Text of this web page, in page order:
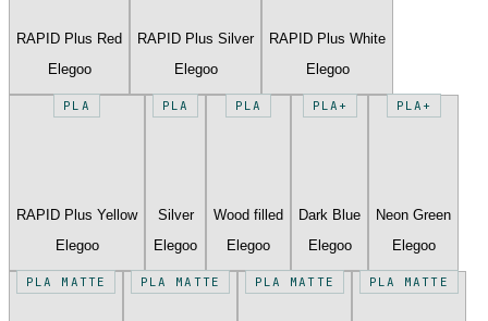
RAPID Plus Red
Elegoo
RAPID Plus Silver
Elegoo
RAPID Plus White
Elegoo
PLA
RAPID Plus Yellow
Elegoo
PLA
Silver
Elegoo
PLA
Wood filled
Elegoo
PLA+
Dark Blue
Elegoo
PLA+
Neon Green
Elegoo
PLA MATTE PLA MATTE PLA MATTE PLA MATTE